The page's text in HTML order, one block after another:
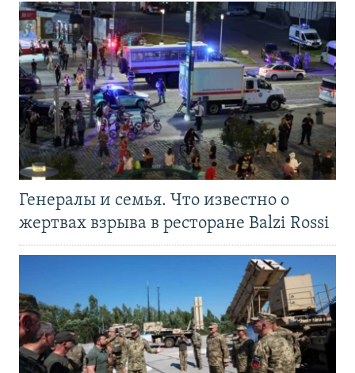
Генералы и семья. Что известно о
жертвах взрыва в ресторане Balzi Rossi